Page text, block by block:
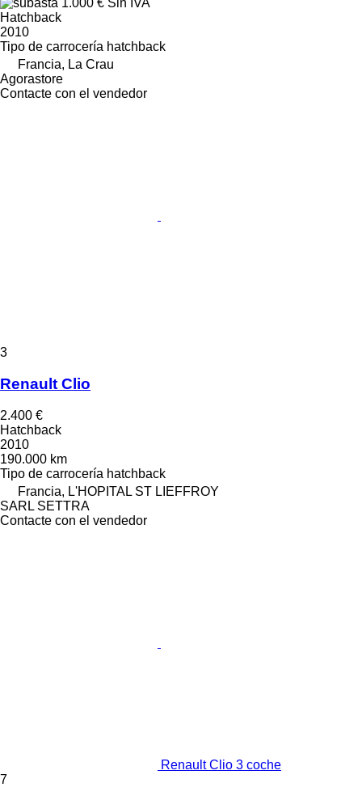
1.000 € Sin IVA
Hatchback
2010
Tipo de carrocería hatchback
Francia, La Crau
Agorastore
Contacte con el vendedor
3
Renault Clio
2.400 €
Hatchback
2010
190.000 km
Tipo de carrocería hatchback
Francia, L'HOPITAL ST LIEFFROY
SARL SETTRA
Contacte con el vendedor
Renault Clio 3 coche
7